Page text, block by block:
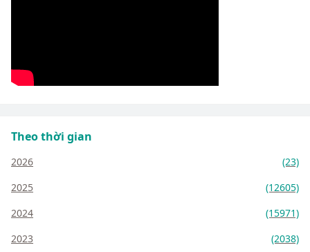
Theo thời gian
2026
(23)
2025
(12605)
2024
(15971)
2023
(2038)